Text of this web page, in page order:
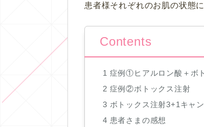
患者様それぞれのお肌の状態
Contents
1 症例①ヒアルロン酸＋ボ
2 症例②ボトックス注射
3 ボトックス注射3+1キャ
4 患者さまの感想